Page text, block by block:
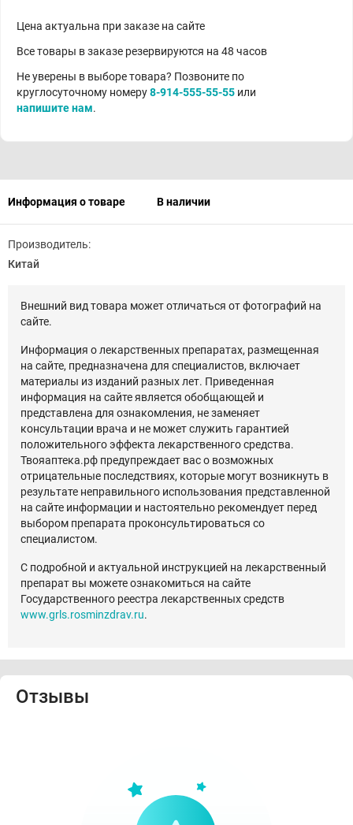
Цена актуальна при заказе на сайте
Все товары в заказе резервируются на 48 часов
Не уверены в выборе товара? Позвоните по
круглосуточному номеру8-914-555-55-55 или
напишите нам.
Информация о товаре В наличии
Производитель:
Китай
Внешний вид товара может отличаться от фотографий на
сайте.
Информация о лекарственных препаратах, размещенная
на сайте, предназначена для специалистов, включает
материалы из изданий разных лет. Приведенная
информация на сайте является обобщающей и
представлена для ознакомления, не заменяет
консультации врача и не может служить гарантией
положительного эффекта лекарственного средства.
Твояаптека.рф предупреждает вас о возможных
отрицательные последствиях, которые могут возникнуть в
результате неправильного использования представленной
на сайте информации и настоятельно рекомендует перед
выбором препарата проконсультироваться со
специалистом.
С подробной и актуальной инструкцией на лекарственный
препарат вы можете ознакомиться на сайте
Государственного реестра лекарственных средств
www.grls.rosminzdrav.ru.
Отзывы